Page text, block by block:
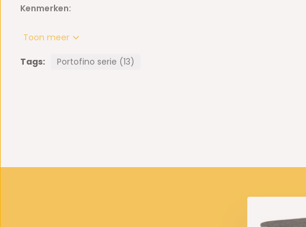
Kenmerken:
Blad van faux marble (steenlook)
Organisch design met een warme uitstraling
Kom langs in onze winkel en laat je inspireren door de portofino serie:
Toon meer
Tags: Portofino serie (13)